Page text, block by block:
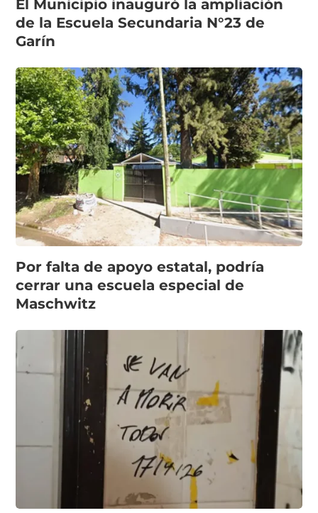
El Municipio inauguró la ampliación
de la Escuela Secundaria N°23 de
Garín
Por falta de apoyo estatal, podría
cerrar una escuela especial de
Maschwitz